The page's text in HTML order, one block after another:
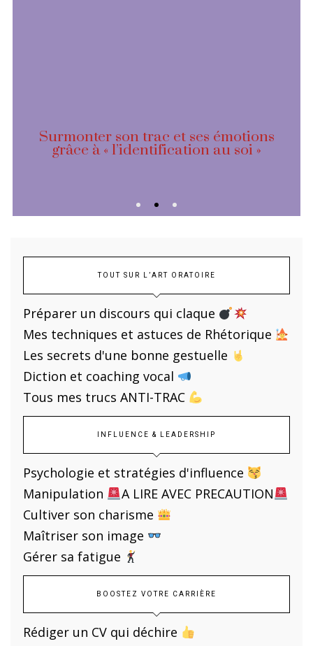
Surmonter son trac et ses émotions
grâce à « l’identification au soi »
TOUT SUR L’ART ORATOIRE
Préparer un discours qui claque
Mes techniques et astuces de Rhétorique
Les secrets d'une bonne gestuelle
Diction et coaching vocal
Tous mes trucs ANTI-TRAC
INFLUENCE & LEADERSHIP
Psychologie et stratégies d'influence
Manipulation
A LIRE AVEC PRECAUTION
Cultiver son charisme
Maîtriser son image
Gérer sa fatigue
BOOSTEZ VOTRE CARRIÈRE
Rédiger un CV qui déchire